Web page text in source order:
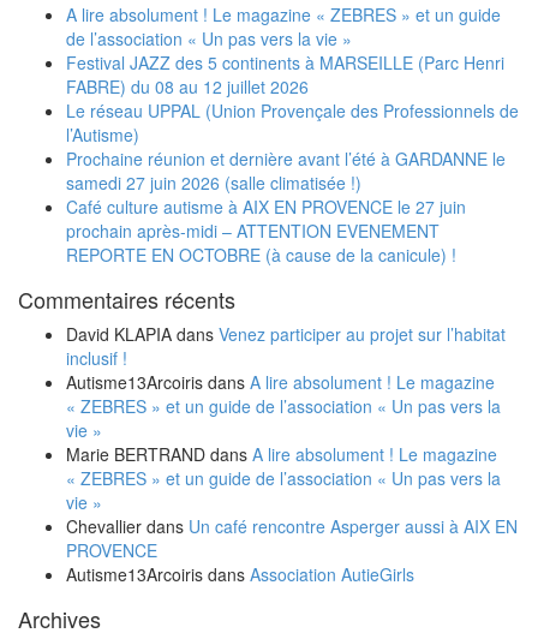
A lire absolument ! Le magazine « ZEBRES » et un guide
de l’association « Un pas vers la vie »
Festival JAZZ des 5 continents à MARSEILLE (Parc Henri
FABRE) du 08 au 12 juillet 2026
Le réseau UPPAL (Union Provençale des Professionnels de
l’Autisme)
Prochaine réunion et dernière avant l’été à GARDANNE le
samedi 27 juin 2026 (salle climatisée !)
Café culture autisme à AIX EN PROVENCE le 27 juin
prochain après-midi – ATTENTION EVENEMENT
REPORTE EN OCTOBRE (à cause de la canicule) !
Commentaires récents
David KLAPIA dans Venez participer au projet sur l’habitat
inclusif !
Autisme13Arcoiris dans A lire absolument ! Le magazine
« ZEBRES » et un guide de l’association « Un pas vers la
vie »
Marie BERTRAND dans A lire absolument ! Le magazine
« ZEBRES » et un guide de l’association « Un pas vers la
vie »
Chevallier dans Un café rencontre Asperger aussi à AIX EN
PROVENCE
Autisme13Arcoiris dans Association AutieGirls
Archives